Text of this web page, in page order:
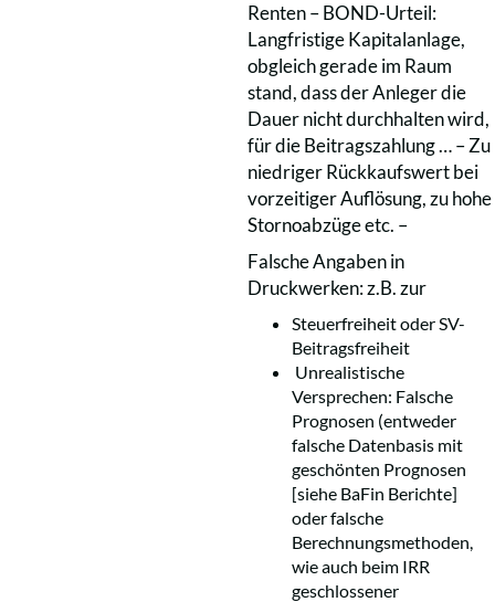
Renten – BOND-Urteil:
Langfristige Kapitalanlage,
obgleich gerade im Raum
stand, dass der Anleger die
Dauer nicht durchhalten wird,
für die Beitragszahlung … – Zu
niedriger Rückkaufswert bei
vorzeitiger Auflösung, zu hohe
Stornoabzüge etc. –
Falsche Angaben in
Druckwerken: z.B. zur
Steuerfreiheit oder SV-
Beitragsfreiheit
Unrealistische
Versprechen: Falsche
Prognosen (entweder
falsche Datenbasis mit
geschönten Prognosen
[siehe BaFin Berichte]
oder falsche
Berechnungsmethoden,
wie auch beim IRR
geschlossener